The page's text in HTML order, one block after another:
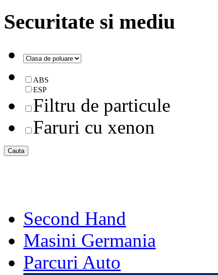
Securitate si mediu
ABS
ESP
Filtru de particule
Faruri cu xenon
Second Hand
Masini Germania
Parcuri Auto